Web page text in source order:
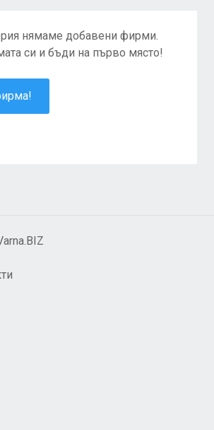
нямаме добавени фирми.
си и бъди на първо място!